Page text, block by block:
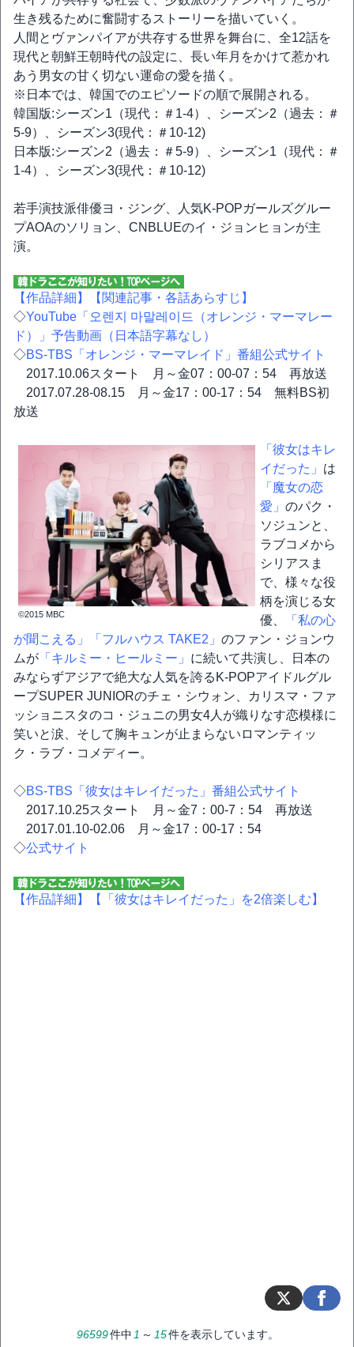
生き残るために奮闘するストーリーを描いていく。
人間とヴァンパイアが共存する世界を舞台に、全12話を
現代と朝鮮王朝時代の設定に、長い年月をかけて惹かれ
あう男女の甘く切ない運命の愛を描く。
※日本では、韓国でのエピソードの順で展開される。
韓国版:シーズン1（現代：＃1-4）、シーズン2（過去：＃
5-9）、シーズン3(現代：＃10-12)
日本版:シーズン2（過去：＃5-9）、シーズン1（現代：＃
1-4）、シーズン3(現代：＃10-12)
若手演技派俳優ヨ・ジング、人気K‐POPガールズグルー
プAOAのソリョン、CNBLUEのイ・ジョンヒョンが主
演。
【作品詳細】
【関連記事・各話あらすじ】
◇YouTube「오렌지 마말레이드（オレンジ・マーマレー
ド）」予告動画（日本語字幕なし）
◇BS-TBS「オレンジ・マーマレイド」番組公式サイト
2017.10.06スタート 月～金07：00-07：54 再放送
2017.07.28-08.15 月～金17：00-17：54 無料BS初
放送
©2015 MBC
「彼女はキレ
イだった」 は
「魔女の恋
愛」 のパク・
ソジュンと、
ラブコメから
シリアスま
で、様々な役
柄を演じる女
優、
「私の心
が聞こえる」
「フルハウス TAKE2」 のファン・ジョンウ
ムが 「キルミー・ヒールミー」 に続いて共演し、日本の
みならずアジアで絶大な人気を誇るK-POPアイドルグル
ープSUPER JUNIORのチェ・シウォン、カリスマ・ファ
ッショニスタのコ・ジュニの男女4人が織りなす恋模様に
笑いと涙、そして胸キュンが止まらないロマンティッ
ク・ラブ・コメディー。
◇BS-TBS「彼女はキレイだった」番組公式サイト
2017.10.25スタート 月～金7：00-7：54 再放送
2017.01.10-02.06 月～金17：00-17：54
◇公式サイト
【作品詳細】 【「彼女はキレイだった」を2倍楽しむ】
96599件中 1 ～ 15件を表示しています。